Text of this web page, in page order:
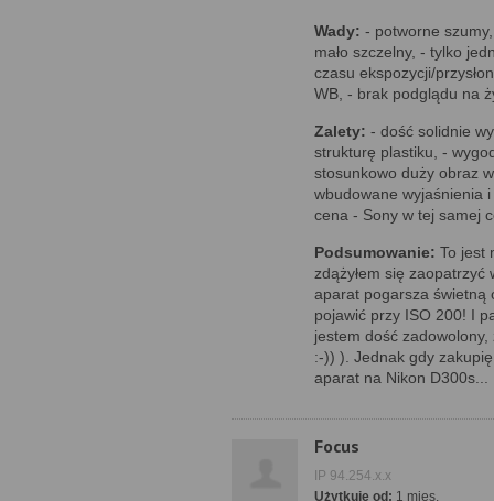
Wady: - potworne
mało szczelny, - tylko
czasu ekspozycji/
WB, - brak podglądu na
Zalety: - dość solidnie
strukturę plastiku, -
stosunkowo duży obraz
wbudowane wyjaśnienia
cena - Sony w tej samej
Podsumowanie: To jest
zdążyłem się
aparat pogarsza świetną
pojawić przy ISO 200! I
jestem dość zadowolony,
:-)) ). Jednak gdy
aparat na Nikon D300s...
Focus
IP 94.254.x.x
Użytkuje od: 1 mies.